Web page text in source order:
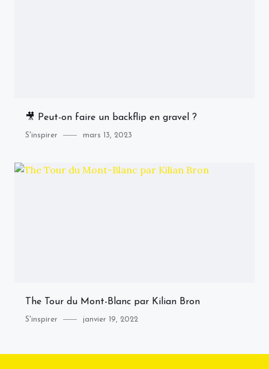
🎥 Peut-on faire un backflip en gravel ?
Category
S'inspirer
Posted
mars 13, 2023
The Tour du Mont-Blanc par Kilian Bron
Category
S'inspirer
Posted
janvier 19, 2022